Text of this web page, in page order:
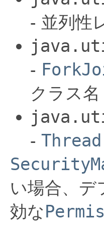
- 並列性
-
クラス名
-
い場合、
効な